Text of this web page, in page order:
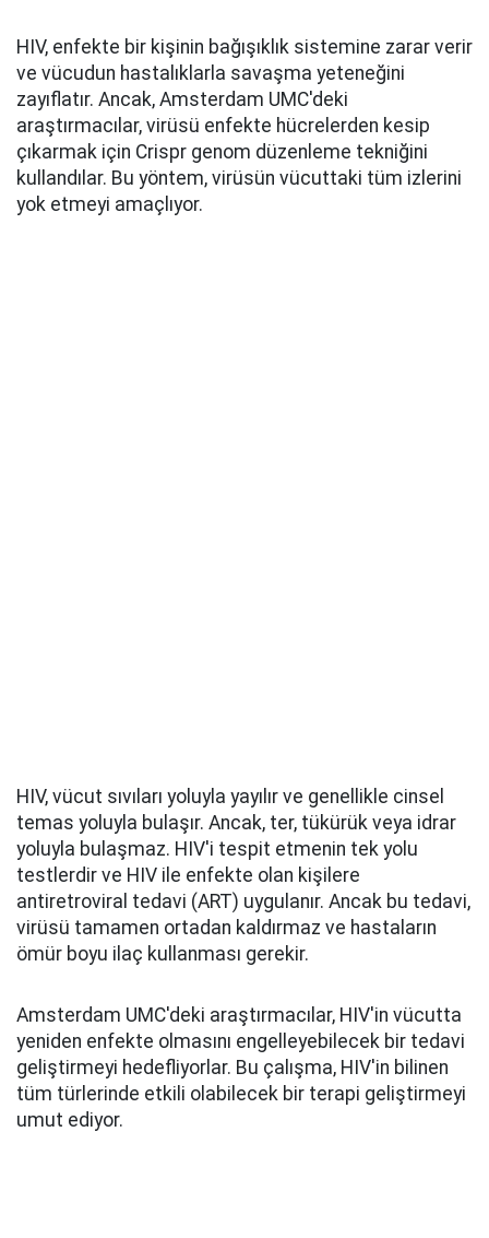
HIV, enfekte bir kişinin bağışıklık sistemine zarar verir
ve vücudun hastalıklarla savaşma yeteneğini
zayıflatır. Ancak, Amsterdam UMC'deki
araştırmacılar, virüsü enfekte hücrelerden kesip
çıkarmak için Crispr genom düzenleme tekniğini
kullandılar. Bu yöntem, virüsün vücuttaki tüm izlerini
yok etmeyi amaçlıyor.
HIV, vücut sıvıları yoluyla yayılır ve genellikle cinsel
temas yoluyla bulaşır. Ancak, ter, tükürük veya idrar
yoluyla bulaşmaz. HIV'i tespit etmenin tek yolu
testlerdir ve HIV ile enfekte olan kişilere
antiretroviral tedavi (ART) uygulanır. Ancak bu tedavi,
virüsü tamamen ortadan kaldırmaz ve hastaların
ömür boyu ilaç kullanması gerekir.
Amsterdam UMC'deki araştırmacılar, HIV'in vücutta
yeniden enfekte olmasını engelleyebilecek bir tedavi
geliştirmeyi hedefliyorlar. Bu çalışma, HIV'in bilinen
tüm türlerinde etkili olabilecek bir terapi geliştirmeyi
umut ediyor.